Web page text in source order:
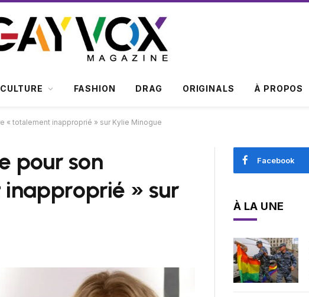
CULTURE FASHION DRAG ORIGINALS À PROPOS
« totalement inapproprié » sur Kylie Minogue
pour son
» sur
Facebook
À LA UNE